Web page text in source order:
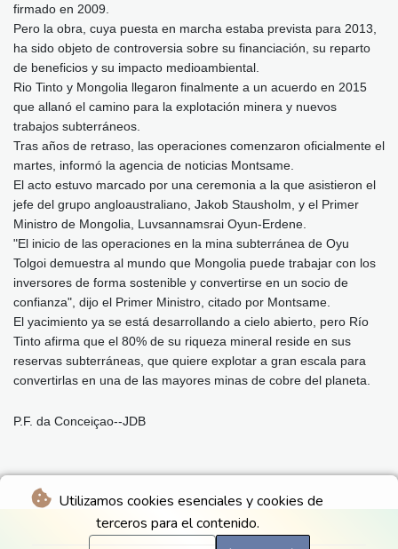
Utilizamos cookies esenciales y cookies de
terceros para el contenido.
firmado en 2009.
Pero la obra, cuya puesta en marcha estaba prevista para 2013,
ha sido objeto de controversia sobre su financiación, su reparto
de beneficios y su impacto medioambiental.
Rio Tinto y Mongolia llegaron finalmente a un acuerdo en 2015
que allanó el camino para la explotación minera y nuevos
trabajos subterráneos.
Tras años de retraso, las operaciones comenzaron oficialmente el
martes, informó la agencia de noticias Montsame.
El acto estuvo marcado por una ceremonia a la que asistieron el
jefe del grupo angloaustraliano, Jakob Stausholm, y el Primer
Ministro de Mongolia, Luvsannamsrai Oyun-Erdene.
"El inicio de las operaciones en la mina subterránea de Oyu
Tolgoi demuestra al mundo que Mongolia puede trabajar con los
inversores de forma sostenible y convertirse en un socio de
confianza", dijo el Primer Ministro, citado por Montsame.
El yacimiento ya se está desarrollando a cielo abierto, pero Río
Tinto afirma que el 80% de su riqueza mineral reside en sus
reservas subterráneas, que quiere explotar a gran escala para
convertirlas en una de las mayores minas de cobre del planeta.
P.F. da Conceiçao--JDB